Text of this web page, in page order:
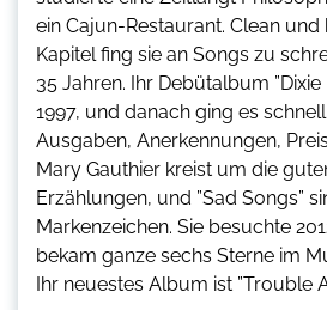
ein Cajun-Restaurant. Clean
Kapitel fing sie an Songs zu
35 Jahren. Ihr Debütalbum ”Dixie
1997, und danach ging es
Ausgaben, Anerkennungen,
Mary Gauthier kreist um die
Erzählungen, und ”Sad Songs”
Markenzeichen. Sie besuchte
bekam ganze sechs Sterne im
Ihr neuestes Album ist ”Trouble